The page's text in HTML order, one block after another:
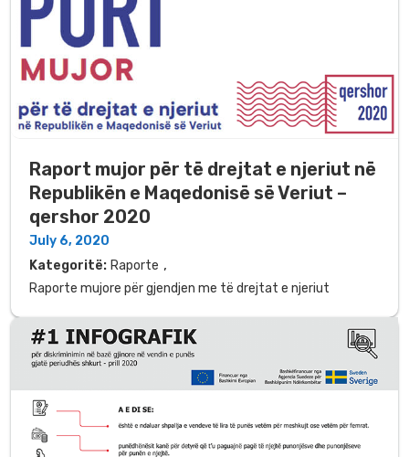
Raport mujor për të drejtat e njeriut në
Republikën e Maqedonisë së Veriut –
qershor 2020
July 6, 2020
Kategoritë: Raporte ,
Raporte mujore për gjendjen me të drejtat e njeriut